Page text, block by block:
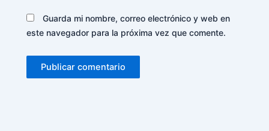
Guarda mi nombre, correo electrónico y web en
este navegador para la próxima vez que comente.